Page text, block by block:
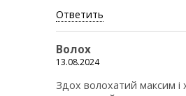
Ответить
Волох
13.08.2024
Здох волохатий максим